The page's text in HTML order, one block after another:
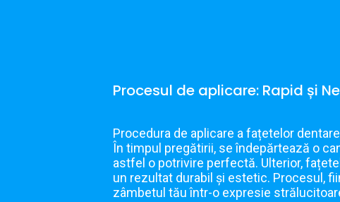
Procesul de aplicare: Rapid și
Procedura de aplicare a fațetelor
În timpul pregătirii, se îndepărtează o
astfel o potrivire perfectă. Ulterior,
un rezultat durabil și estetic. Procesul,
zâmbetul tău într-o expresie